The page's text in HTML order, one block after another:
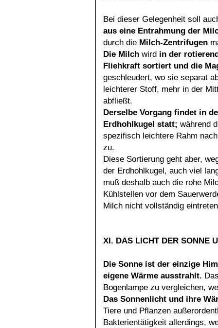
Bei dieser Gelegenheit soll
aus eine Entrahmung der
durch die Milch-Zentrifugen
Die Milch wird in der
Fliehkraft sortiert und die
geschleudert, wo sie separat
leichterer Stoff, mehr in der
abfließt.
Derselbe Vorgang findet in
Erdhohlkugel statt; während
spezifisch leichtere Rahm
zu.
Diese Sortierung geht aber,
der Erdhohlkugel, auch viel
muß deshalb auch die rohe
Kühlstellen vor dem
Milch nicht vollständig
XI. DAS LICHT DER SONNE
Die Sonne ist der einzige
eigene Wärme ausstrahlt.
Bogenlampe zu vergleichen,
Das Sonnenlicht und ihre
Tiere und Pflanzen
Bakterientätigkeit allerdings,